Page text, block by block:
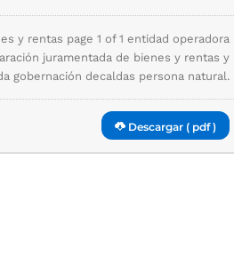
y rentas page 1 of 1 entidad operadora
juramentada de bienes y rentas y
gobernación decaldas persona natural.
Descargar ( pdf )